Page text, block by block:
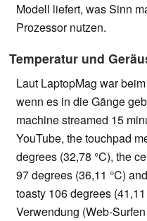
Modell liefert, was Sinn
Prozessor nutzen.
Temperatur und
Laut LaptopMag war
wenn es in die Gänge
machine streamed 15
YouTube, the touchpad
degrees (32,78 °C), the
97 degrees (36,11 °C)
toasty 106 degrees
Verwendung (Web-